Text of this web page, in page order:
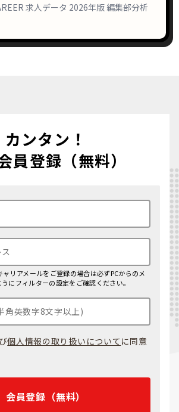
求人データ 2026年版 編集部分析
カンタン！
員登録（無料）
リアメールをご登録の場合は必ずPCからのメ
にフィルターの設定をご確認ください。
個人情報の取り扱いについて に同意
会員登録（無料）